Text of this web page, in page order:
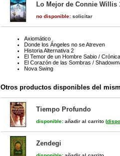
Lo Mejor de Connie Willis
no disponible: solicitar
Axiomático
Donde los Ángeles no se Atreven
Historia Alternativa 2
El Temor de un Hombre Sabio /
El Corazón de las Sombras /
Nova Swing
Otros productos disponibles del
Tiempo Profundo
disponible: añadir al carrito (
Zendegi